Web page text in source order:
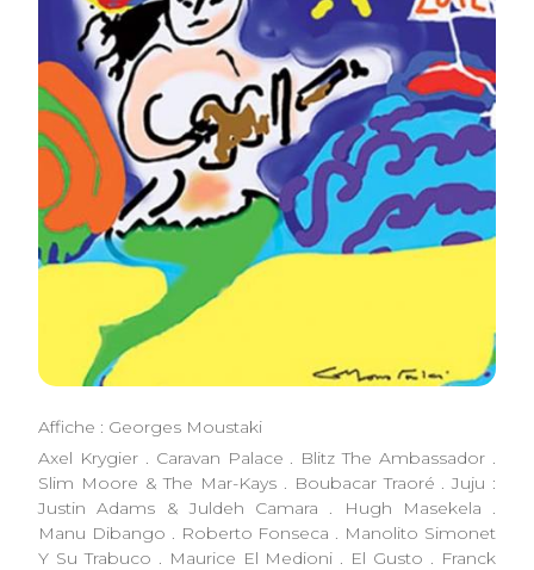
Affiche : Georges Moustaki
Axel Krygier . Caravan Palace . Blitz The Ambassador .
Slim Moore & The Mar-Kays . Boubacar Traoré . Juju :
Justin Adams & Juldeh Camara . Hugh Masekela .
Manu Dibango . Roberto Fonseca . Manolito Simonet
Y Su Trabuco . Maurice El Medioni . El Gusto . Franck